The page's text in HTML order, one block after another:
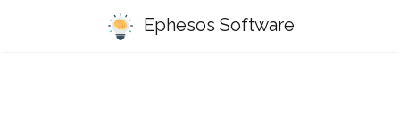
Ephesos Software